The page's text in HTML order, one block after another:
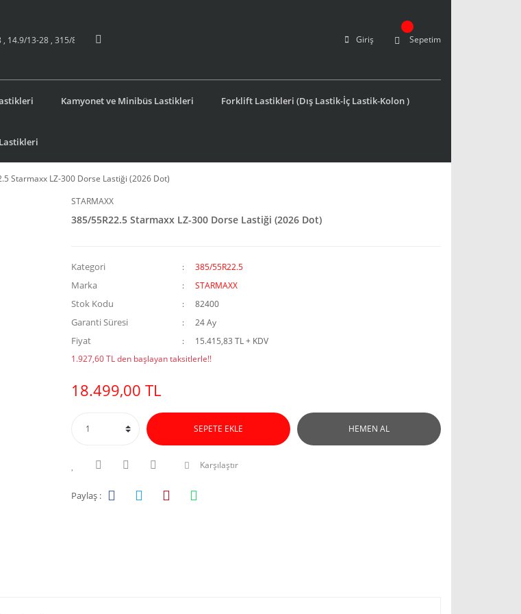
Giriş Sepetim
Kamyonet ve Minibüs Lastikleri Forklift Lastikleri (Dış Lastik-İç Lastik-Kolon )
Starmaxx LZ-300 Dorse Lastiği (2026 Dot)
STARMAXX
385/55R22.5 Starmaxx LZ-300 Dorse Lastiği (2026 Dot)
Kategori 385/55R22.5
Marka STARMAXX
Stok Kodu 82400
Garanti Süresi 24 Ay
Fiyat
15.415,83 TL + KDV
1.927,60 TL den başlayan taksitlerle!!
18.499,00 TL
SEPETE EKLE HEMEN AL
Karşılaştır
Paylaş :